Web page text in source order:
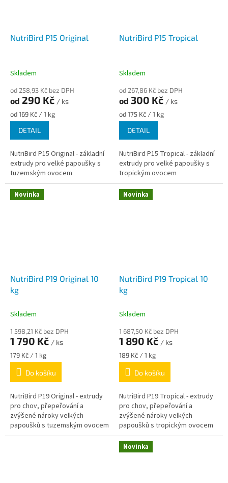
NutriBird P15 Original
Skladem
od 258,93 Kč bez DPH
od 290 Kč / ks
Měrná
cena:
od 169 Kč / 1 kg
DETAIL
NutriBird P15 Original - základní
extrudy pro velké papoušky s
tuzemským ovocem
NutriBird P15 Tropical
Skladem
od 267,86 Kč bez DPH
od 300 Kč / ks
Měrná
cena:
od 175 Kč / 1 kg
DETAIL
NutriBird P15 Tropical - základní
extrudy pro velké papoušky s
tropickým ovocem
Novinka
NutriBird P19 Original 10
kg
Skladem
1 598,21 Kč bez DPH
1 790 Kč / ks
Měrná
cena:
179 Kč / 1 kg
Do košíku
NutriBird P19 Original - extrudy
pro chov, přepeřování a
zvýšené nároky velkých
papoušků s tuzemským ovocem
Novinka
NutriBird P19 Tropical 10
kg
Skladem
1 687,50 Kč bez DPH
1 890 Kč / ks
Měrná
cena:
189 Kč / 1 kg
Do košíku
NutriBird P19 Tropical - extrudy
pro chov, přepeřování a
zvýšené nároky velkých
papoušků s tropickým ovocem
Novinka